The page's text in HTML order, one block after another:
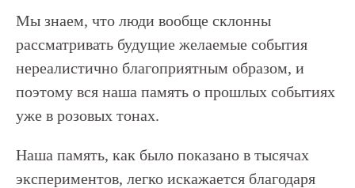
Мы знаем, что люди вообще склонны
рассматривать будущие желаемые события
нереалистично благоприятным образом, и
поэтому вся наша память о прошлых событиях
уже в розовых тонах.
Наша память, как было показано в тысячах
экспериментов, легко искажается благодаря